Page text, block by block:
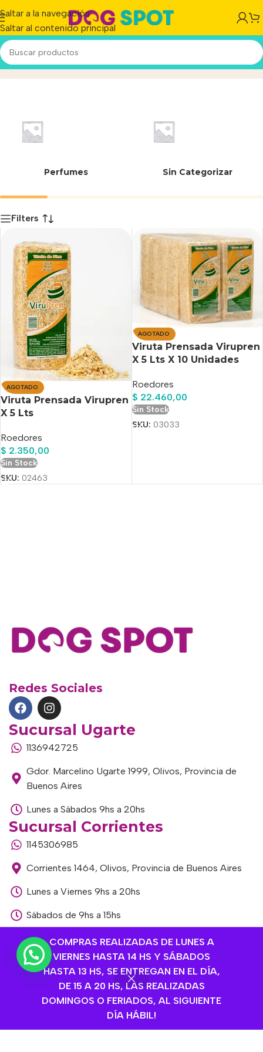
COMPRAS REALIZADAS DE LUNES A
VIERNES HASTA 14 HS Y SÁBADOS
HASTA 13 HS, SE ENTREGAN EN EL DÍA,
DE 15 A 20 HS, LAS REALIZADAS
DOMINGOS O FERIADOS, AL SIGUIENTE
DÍA HÁBIL!
Saltar a la navegación
Saltar al contenido principal
HamstersInicio/Producto
Perfumes Sin Categorizar
Filters
AGOTADO
Viruta Prensada Virupren
X 5 Lts
Roedores
$ 2.350,00
Sin Stock
SKU: 02463
AGOTADO
Viruta Prensada Virupren
X 5 Lts X 10 Unidades
Roedores
$ 22.460,00
Sin Stock
SKU: 03033
Redes Sociales
Sucursal Ugarte
1136942725
Gdor. Marcelino Ugarte 1999, Olivos, Provincia de
Buenos Aires
Lunes a Sábados 9hs a 20hs
Sucursal Corrientes
1145306985
Corrientes 1464, Olivos, Provincia de Buenos Aires
Lunes a Viernes 9hs a 20hs
Sábados de 9hs a 15hs
Sucursal Libertador
1168893524
Av. del Libertador 1915, Vte. López, Provincia de
Buenos Aires
Lunes a Viernes de 9hs a 13hs / 16hs a 20hs